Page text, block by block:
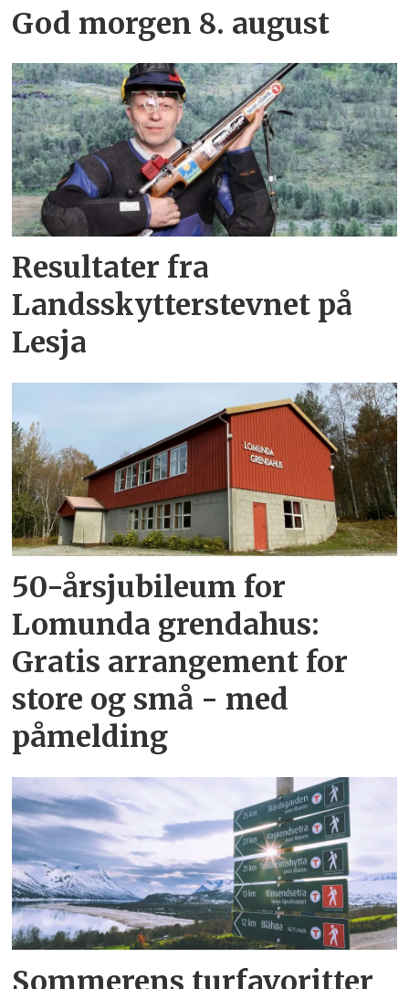
God morgen 8. august
Resultater fra
Landsskytterstevnet på
Lesja
50-årsjubileum for
Lomunda grendahus:
Gratis arrangement for
store og små - med
påmelding
Sommerens turfavoritter